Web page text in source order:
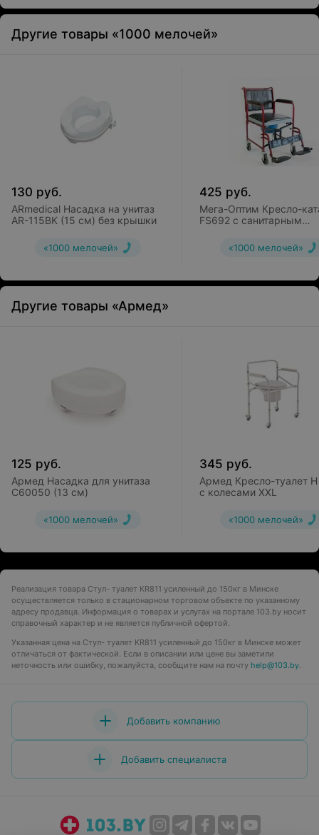
Другие товары «1000 мелочей»
130 руб.
ARmedical Насадка на унитаз
AR-115BK (15 см) без крышки
«1000 мелочей»
425 руб.
Мега-Оптим Кресло-
FS692 с санитарным
«1000 мелочей»
Другие товары «Армед»
125 руб.
Армед Насадка для унитаза
С60050 (13 см)
«1000 мелочей»
345 руб.
Армед Кресло-туалет
с колесами XXL
«1000 мелочей»
Реализация товара Стул- туалет KR811 усиленный до 150кг в Минске
осуществляется только в стационарном торговом объекте по указанному
адресу продавца. Информация о товарах и услугах на портале 103.by носит
справочный характер и не является публичной офертой.
Указанная цена на Стул- туалет KR811 усиленный до 150кг в Минске может
отличаться от фактической. Если в описании или цене вы заметили
неточность или ошибку, пожалуйста, сообщите нам на почту help@103.by.
Добавить компанию
Добавить специалиста